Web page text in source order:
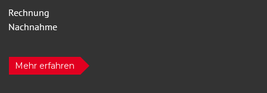
Mehr erfahren